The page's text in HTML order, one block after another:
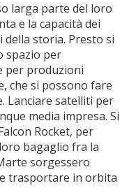
larga parte del loro
e la capacità dei
storia. Presto si
spazio per
per produzioni
che si possono fare
Lanciare satelliti per
media impresa. Si
Rocket, per
bagaglio fra la
sorgessero
trasportare in orbita